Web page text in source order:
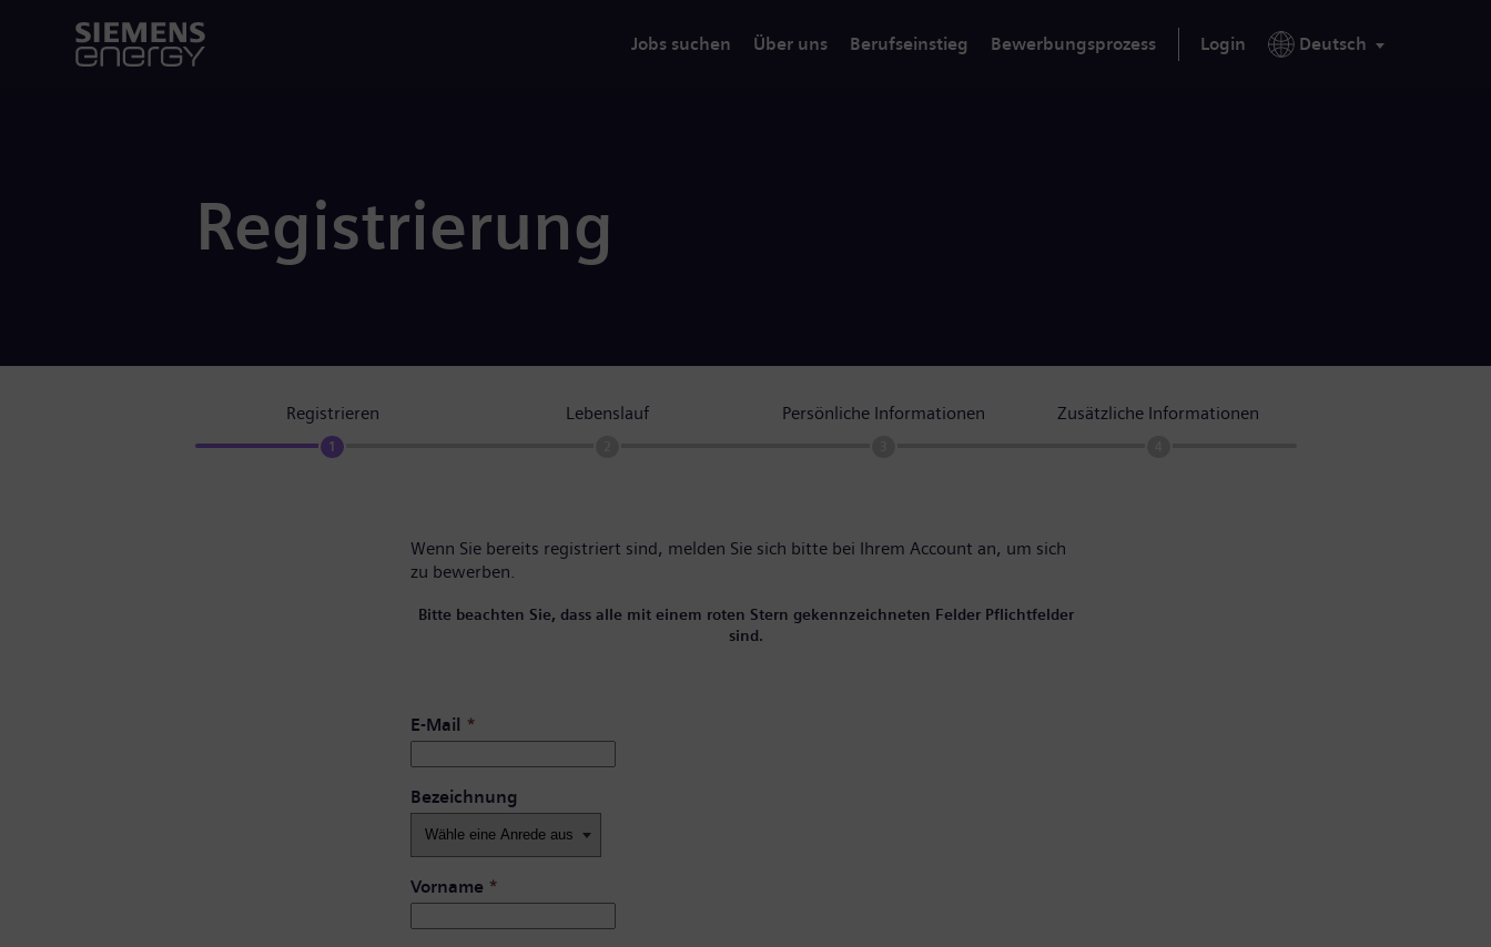
Jobs suchen Über uns Berufseinstieg Bewerbungsprozess Login Deutsch
Registrierung
Registrieren
1
Lebenslauf Persönliche Informationen Zusätzliche Informationen
Wenn Sie bereits registriert sind, melden Sie sich bitte bei Ihrem Account an, um sich
zu bewerben.
Bitte beachten Sie, dass alle mit einem roten Stern gekennzeichneten Felder Pflichtfelder
sind.
E-Mail *
Bezeichnung
Vorname *